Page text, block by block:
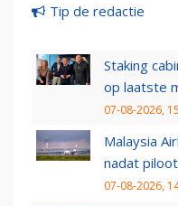
Tip de redactie
Staking
op laatste
07-08-2026,
Malaysia
nadat
07-08-2026,